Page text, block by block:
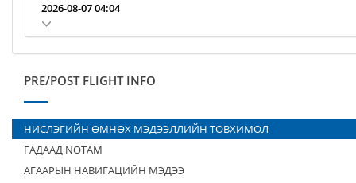
2026-08-07 04:04
PRE/POST FLIGHT INFO
НИСЛЭГИЙН ӨМНӨХ МЭДЭЭЛЛИЙН ТОВХИМОЛ
ГАДААД NOTAM
АГААРЫН НАВИГАЦИЙН МЭДЭЭ